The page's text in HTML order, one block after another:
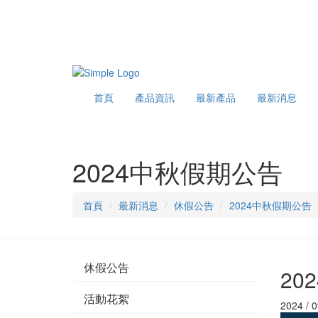
首頁 產品資訊 最新產品 最新消息
2024中秋假期公告
首頁 最新消息 休假公告 2024中秋假期公告
2024 /
休假公告
活動花絮